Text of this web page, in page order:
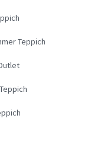
Teppich